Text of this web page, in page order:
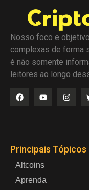
Nosso foco e
complexas de forma
é não somente
leitores ao longo
Principais Tópicos
Altcoins
Aprenda